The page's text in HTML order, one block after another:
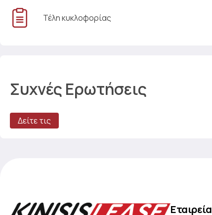
Τέλη κυκλοφορίας
Συχνές Ερωτήσεις
Δείτε τις
Εταιρεία